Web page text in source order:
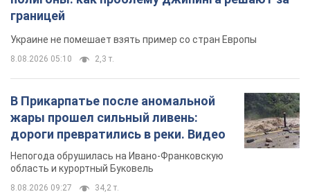
границей
Украине не помешает взять пример со стран Европы
8.08.2026 05:10 2,3 т.
В Прикарпатье после аномальной
жары прошел сильный ливень:
дороги превратились в реки. Видео
Непогода обрушилась на Ивано-Франковскую
область и курортный Буковель
8.08.2026 09:27 34,2 т.